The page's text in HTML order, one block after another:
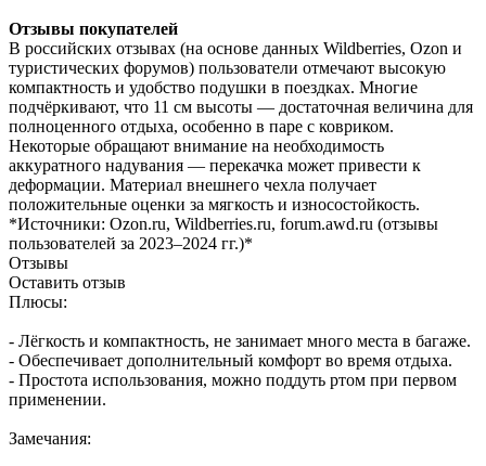
Отзывы покупателей
В российских отзывах (на основе данных Wildberries, Ozon и
туристических форумов) пользователи отмечают высокую
компактность и удобство подушки в поездках. Многие
подчёркивают, что 11 см высоты — достаточная величина для
полноценного отдыха, особенно в паре с ковриком.
Некоторые обращают внимание на необходимость
аккуратного надувания — перекачка может привести к
деформации. Материал внешнего чехла получает
положительные оценки за мягкость и износостойкость.
*Источники: Ozon.ru, Wildberries.ru, forum.awd.ru (отзывы
пользователей за 2023–2024 гг.)*
Отзывы
Оставить отзыв
Плюсы:
- Лёгкость и компактность, не занимает много места в багаже.
- Обеспечивает дополнительный комфорт во время отдыха.
- Простота использования, можно поддуть ртом при первом
применении.
Замечания: